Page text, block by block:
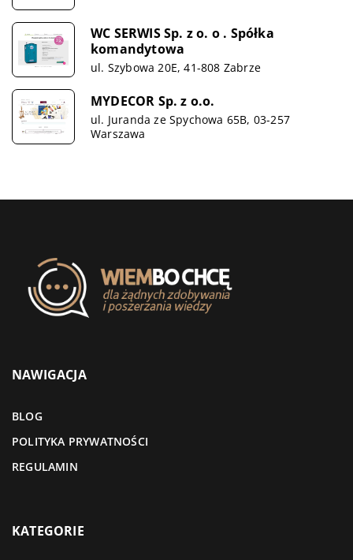
WC SERWIS Sp. z o. o . Spółka
komandytowa
ul. Szybowa 20E, 41-808 Zabrze
MYDECOR Sp. z o.o.
ul. Juranda ze Spychowa 65B, 03-257
Warszawa
NAWIGACJA
BLOG
POLITYKA PRYWATNOŚCI
REGULAMIN
KATEGORIE